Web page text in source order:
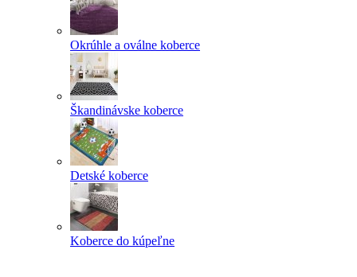
Okrúhle a oválne koberce
Škandinávske koberce
Detské koberce
Koberce do kúpeľne